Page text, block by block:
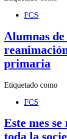
FCS
Alumnas
primaria
Etiquetado como
FCS
Este mes